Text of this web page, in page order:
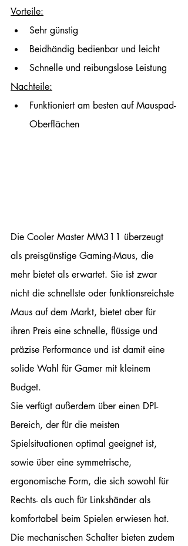
Vorteile:
Sehr günstig
Beidhändig bedienbar und leicht
Schnelle und reibungslose Leistung
Nachteile:
Funktioniert am besten auf Mauspad-
Oberflächen
Die Cooler Master MM311 überzeugt
als preisgünstige Gaming-Maus, die
mehr bietet als erwartet. Sie ist zwar
nicht die schnellste oder funktionsreichste
Maus auf dem Markt, bietet aber für
ihren Preis eine schnelle, flüssige und
präzise Performance und ist damit eine
solide Wahl für Gamer mit kleinem
Budget.
Sie verfügt außerdem über einen DPI-
Bereich, der für die meisten
Spielsituationen optimal geeignet ist,
sowie über eine symmetrische,
ergonomische Form, die sich sowohl für
Rechts- als auch für Linkshänder als
komfortabel beim Spielen erwiesen hat.
Die mechanischen Schalter bieten zudem